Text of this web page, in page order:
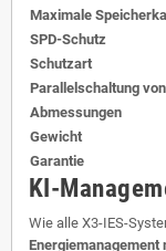
Maximale
SPD-Schutz
Schutzart
Parallelschaltung
Abmessungen
Gewicht
Garantie
KI-
Wie alle X3-IES-
Energiemanagement